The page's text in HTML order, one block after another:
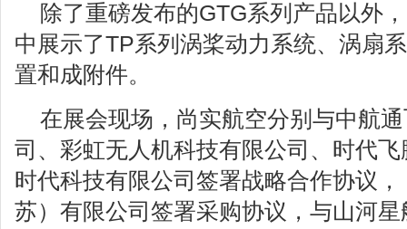
除了重磅发布的GTG系列产品以外
中展示了TP系列涡桨动力系统、涡扇
置和成附件。
在展会现场，尚实航空分别与中航
司、彩虹无人机科技有限公司、时代
时代科技有限公司签署战略合作协议
苏）有限公司签署采购协议，与山河